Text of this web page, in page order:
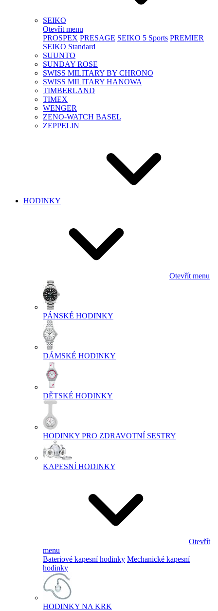
SEIKO
Otevřít menu
PROSPEX PRESAGE SEIKO 5 Sports PREMIER
SEIKO Standard
SUUNTO
SUNDAY ROSE
SWISS MILITARY BY CHRONO
SWISS MILITARY HANOWA
TIMBERLAND
TIMEX
WENGER
ZENO-WATCH BASEL
ZEPPELIN
HODINKY
Otevřít menu
PÁNSKÉ HODINKY
DÁMSKÉ HODINKY
DĚTSKÉ HODINKY
HODINKY PRO ZDRAVOTNÍ SESTRY
KAPESNÍ HODINKY
Otevřít
menu
Bateriové kapesní hodinky Mechanické kapesní
hodinky
HODINKY NA KRK